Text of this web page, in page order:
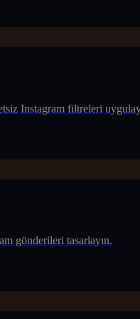
Instagram filtreleri
gönderileri tasarlayın.